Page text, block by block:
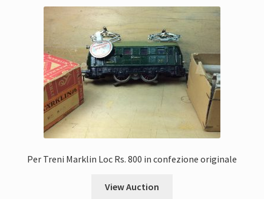
Per Treni Marklin Loc Rs. 800 in confezione originale
View Auction